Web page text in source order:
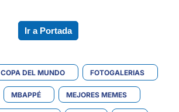
Ir a Portada
COPA DEL MUNDO FOTOGALERIAS
MBAPPÉ MEJORES MEMES